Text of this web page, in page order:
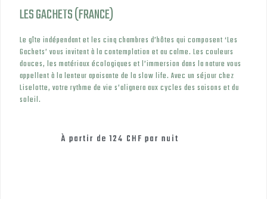
LES GACHETS (FRANCE)
Le gîte indépendant et les cinq chambres d’hôtes qui composent ‘Les
Gachets’ vous invitent à la contemplation et au calme. Les couleurs
douces, les matériaux écologiques et l’immersion dans la nature vous
appellent à la lenteur apaisante de la slow life. Avec un séjour chez
Liselotte, votre rythme de vie s’alignera aux cycles des saisons et du
soleil.
À partir de 124 CHF par nuit